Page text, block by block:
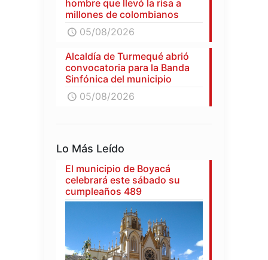
hombre que llevó la risa a
millones de colombianos
05/08/2026
Alcaldía de Turmequé abrió
convocatoria para la Banda
Sinfónica del municipio
05/08/2026
Lo Más Leído
El municipio de Boyacá
celebrará este sábado su
cumpleaños 489